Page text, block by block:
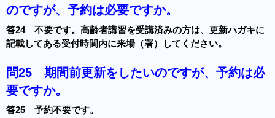
のですが、予約は必要ですか。
答24 不要です。高齢者講習を受講済みの方は、更新ハガキに
記載してある受付時間内に来場（署）してください。
問25 期間前更新をしたいのですが、予約は必
要ですか。
答25 予約不要です。